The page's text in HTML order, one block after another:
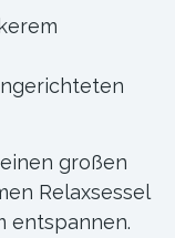
großen
Relaxsessel
entspannen.